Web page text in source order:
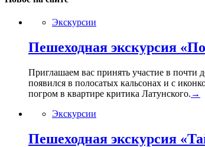
Экскурсии
Пешеходная экскурсия
Приглашаем вас принять участие в почти
появился в полосатых кальсонах и с
погром в квартире критика Латунского. →
Экскурсии
Пешеходная экскурсия